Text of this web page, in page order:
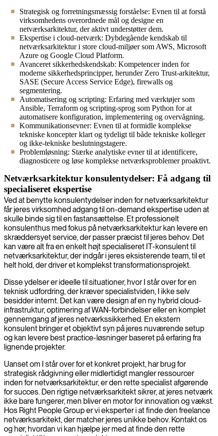
Strategisk og forretningsmæssig forståelse: Evnen til at forstå
virksomhedens overordnede mål og designe en
netværksarkitektur, der aktivt understøtter dem.
Ekspertise i cloud-netværk: Dybdegående kendskab til
netværksarkitektur i store cloud-miljøer som AWS, Microsoft
Azure og Google Cloud Platform.
Avanceret sikkerhedskendskab: Kompetencer inden for
moderne sikkerhedsprincipper, herunder Zero Trust-arkitektur,
SASE (Secure Access Service Edge), firewalls og
segmentering.
Automatisering og scripting: Erfaring med værktøjer som
Ansible, Terraform og scripting-sprog som Python for at
automatisere konfiguration, implementering og overvågning.
Kommunikationsevner: Evnen til at formidle komplekse
tekniske koncepter klart og tydeligt til både tekniske kolleger
og ikke-tekniske beslutningstagere.
Problemløsning: Stærke analytiske evner til at identificere,
diagnosticere og løse komplekse netværksproblemer proaktivt.
Netværksarkitektur konsulentydelser: Få adgang til
specialiseret ekspertise
Ved at benytte konsulentydelser inden for netværksarkitektur
får jeres virksomhed adgang til on-demand ekspertise uden at
skulle binde sig til en fastansættelse. Et professionelt
konsulenthus med fokus på netværksarkitektur kan levere en
skræddersyet service, der passer præcist til jeres behov. Det
kan være alt fra en enkelt højt specialiseret IT-konsulent til
netværksarkitektur, der indgår i jeres eksisterende team, til et
helt hold, der driver et komplekst transformationsprojekt.
Disse ydelser er ideelle til situationer, hvor I står over for en
teknisk udfordring, der kræver specialistviden, I ikke selv
besidder internt. Det kan være design af en ny hybrid cloud-
infrastruktur, optimering af WAN-forbindelser eller en komplet
gennemgang af jeres netværkssikkerhed. En ekstern
konsulent bringer et objektivt syn på jeres nuværende setup
og kan levere best practice-løsninger baseret på erfaring fra
lignende projekter.
Uanset om I står over for et konkret projekt, har brug for
strategisk rådgivning eller midlertidigt mangler ressourcer
inden for netværksarkitektur, er den rette specialist afgørende
for succes. Den rigtige netværksarkitekt sikrer, at jeres netværk
ikke bare fungerer, men bliver en motor for innovation og vækst.
Hos Right People Group er vi eksperter i at finde den freelance
netværksarkitekt, der matcher jeres unikke behov. Kontakt os
og hør, hvordan vi kan hjælpe jer med at finde den rette